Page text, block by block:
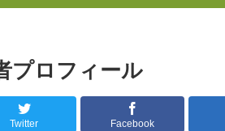
プロフィール
Twitter Facebook